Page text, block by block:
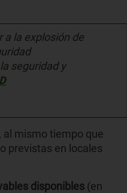
a la explosión de
seguridad y
, al mismo tiempo que
previstas en locales
disponibles (en